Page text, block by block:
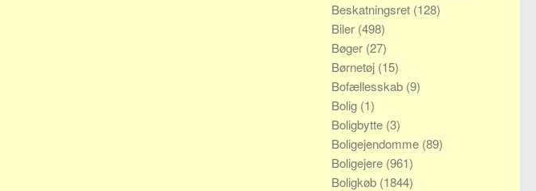
Beskatningsret (128)
Biler (498)
Bøger (27)
Børnetøj (15)
Bofællesskab (9)
Bolig (1)
Boligbytte (3)
Boligejendomme (89)
Boligejere (961)
Boligkøb (1844)